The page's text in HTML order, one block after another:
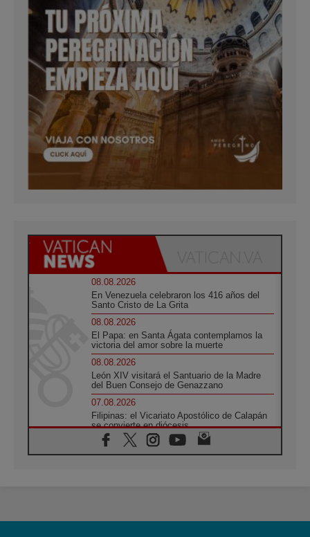
08.08.2026
En Venezuela celebraron los 416 años del
Santo Cristo de La Grita
08.08.2026
El Papa: en Santa Ágata contemplamos la
victoria del amor sobre la muerte
08.08.2026
León XIV visitará el Santuario de la Madre
del Buen Consejo de Genazzano
07.08.2026
Filipinas: el Vicariato Apostólico de Calapán
se convierte en diócesis
07.08.2026
Honduras: Los desplazados invisibles de una
07.08.2026